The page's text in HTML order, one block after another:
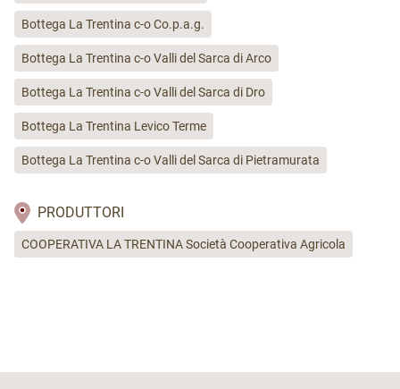
Bottega La Trentina c-o Co.p.a.g.
Bottega La Trentina c-o Valli del Sarca di Arco
Bottega La Trentina c-o Valli del Sarca di Dro
Bottega La Trentina Levico Terme
Bottega La Trentina c-o Valli del Sarca di Pietramurata
PRODUTTORI
COOPERATIVA LA TRENTINA Società Cooperativa Agricola